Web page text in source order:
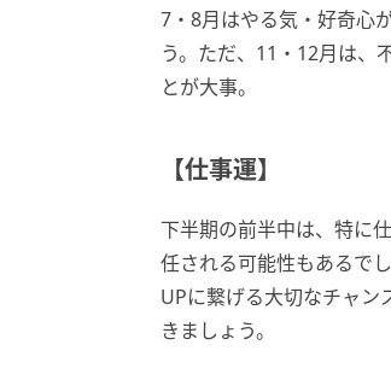
7・8月はやる気・好奇心
う。ただ、11・12月は、
とが大事。
【仕事運】
下半期の前半中は、特に
任される可能性もあるで
UPに繋げる大切なチャン
きましょう。